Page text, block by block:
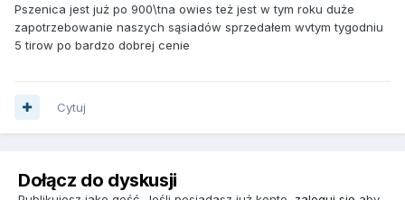
Pszenica jest już po 900\tna owies też jest w tym roku duże
zapotrzebowanie naszych sąsiadów sprzedałem wvtym tygodniu
5 tirow po bardzo dobrej cenie
Cytuj
Dołącz do dyskusji